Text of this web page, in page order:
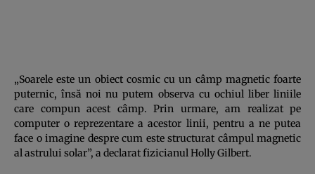
„Soarele este un obiect cosmic cu un câmp magnetic foarte
puternic, însă noi nu putem observa cu ochiul liber liniile
care compun acest câmp. Prin urmare, am realizat pe
computer o reprezentare a acestor linii, pentru a ne putea
face o imagine despre cum este structurat câmpul magnetic
al astrului solar”, a declarat fizicianul Holly Gilbert.